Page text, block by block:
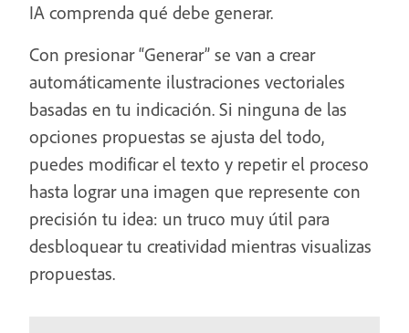
IA comprenda qué debe generar.
Con presionar “Generar” se van a crear
automáticamente ilustraciones vectoriales
basadas en tu indicación. Si ninguna de las
opciones propuestas se ajusta del todo,
puedes modificar el texto y repetir el proceso
hasta lograr una imagen que represente con
precisión tu idea: un truco muy útil para
desbloquear tu creatividad mientras visualizas
propuestas.